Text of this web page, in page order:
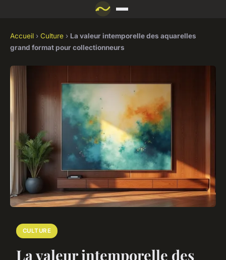
Accueil › Culture › La valeur intemporelle des aquarelles
grand format pour collectionneurs
CULTURE
La valeur intemporelle des